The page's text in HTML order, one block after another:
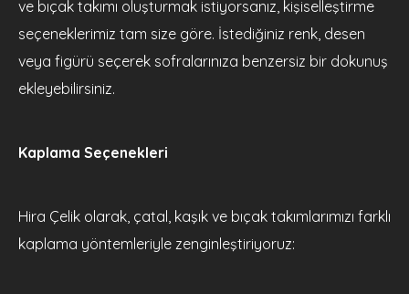
ve bıçak takımı oluşturmak istiyorsanız, kişiselleştirme
seçeneklerimiz tam size göre. İstediğiniz renk, desen
veya figürü seçerek sofralarınıza benzersiz bir dokunuş
ekleyebilirsiniz.
Kaplama Seçenekleri
Hira Çelik olarak, çatal, kaşık ve bıçak takımlarımızı farklı
kaplama yöntemleriyle zenginleştiriyoruz: